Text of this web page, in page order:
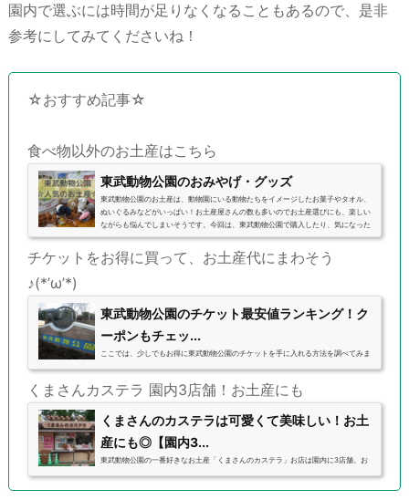
園内で選ぶには時間が足りなくなることもあるので、是非
参考にしてみてくださいね！
☆おすすめ記事☆
食べ物以外のお土産はこちら
東武動物公園のおみやげ・グッズ
東武動物公園のお土産は、動物園にいる動物たちをイメージしたお菓子やタオル、
ぬいぐるみなどがいっぱい！お土産屋さんの数も多いのでお土産選びにも、楽しい
ながらも悩んでしまいそうです。今回は、東武動物公園で購入したり、気になった
お土産を紹介していきます。☆おすすめ記事☆東武動物公園の可愛いお菓子のお土
産を集めましたチケットをお得に買って、お土産代にまわそう♪(*'ω'*)くまさんカス
テラ 園内3店舗！お土産にも(function(b,c,f,g,a,d,e){b.MoshimoAffiliateObject=a;
チケットをお得に買って、お土産代にまわそう
♪(*’ω’*)
東武動物公園のチケット最安値ランキング！ク
ーポンもチェッ...
ここでは、少しでもお得に東武動物公園のチケットを手に入れる方法を調べてみま
にお得に入れる方法を、検証します。入園料ランキング・ワンデーパスセット料金
ランキングを作成しました。(2020年6月一部更新)※現在は新型感染症により、混雑
緩和のため、東武動物公園公式HPのWEBクーポン（メルマガ）、コンビニ前売り
券など、発行を中止しているクーポンも多いようですので、...
くまさんカステラ 園内3店舗！お土産にも
くまさんのカステラは可愛くて美味しい！お土
産にも◎【園内3...
東武動物公園の一番好きなお土産「くまさんのカステラ」お店は園内に3店舗。お